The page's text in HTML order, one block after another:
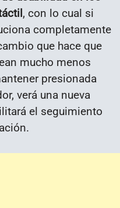
, con lo cual si
completamente
que hace que
mucho menos
presionada
verá una nueva
el seguimiento